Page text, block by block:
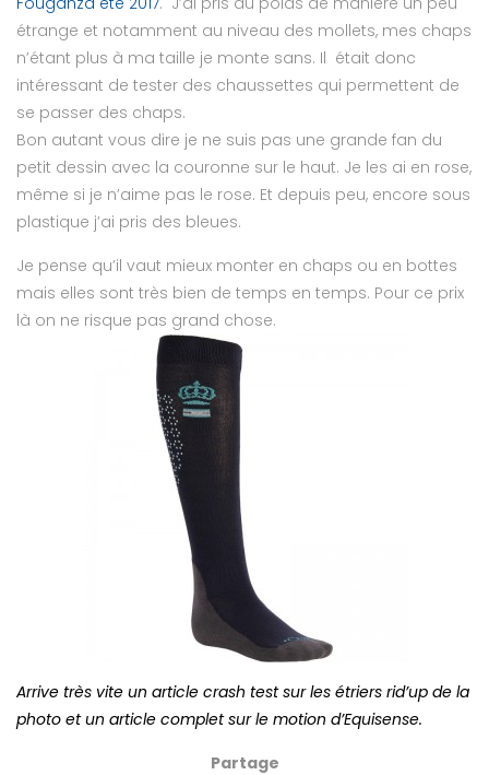
étrange et notamment au niveau des mollets, mes chaps
n’étant plus à ma taille je monte sans. Il était donc
intéressant de tester des chaussettes qui permettent de
se passer des chaps.
Bon autant vous dire je ne suis pas une grande fan du
petit dessin avec la couronne sur le haut. Je les ai en rose,
même si je n’aime pas le rose. Et depuis peu, encore sous
plastique j’ai pris des bleues.
Je pense qu’il vaut mieux monter en chaps ou en bottes
mais elles sont très bien de temps en temps. Pour ce prix
là on ne risque pas grand chose.
Arrive très vite un article crash test sur les étriers rid’up de la
photo et un article complet sur le motion d’Equisense.
Partage